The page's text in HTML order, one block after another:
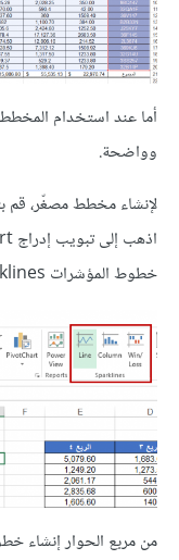
أما عند استخدام
وواضحة.
لإنشاء مخطط مصغّر، قم
خطوط المؤشرات Sparklines:
من مربع الحوار إنشاء